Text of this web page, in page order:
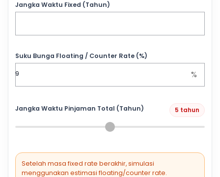
Jangka Waktu Fixed (Tahun)
Suku Bunga Floating / Counter Rate (%)
%
Jangka Waktu Pinjaman Total (Tahun) 5 tahun
Setelah masa fixed rate berakhir, simulasi
menggunakan estimasi floating/counter rate.